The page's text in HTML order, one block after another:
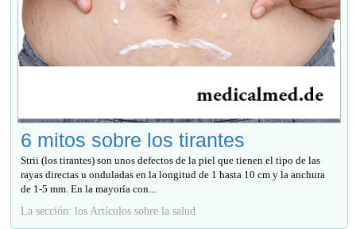
6 mitos sobre los tirantes
Strii (los tirantes) son unos defectos de la piel que tienen el tipo de las
rayas directas u onduladas en la longitud de 1 hasta 10 cm y la anchura
de 1-5 mm. En la mayoría con...
La sección: los Artículos sobre la salud